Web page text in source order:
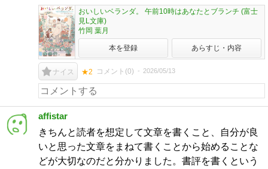
おいしいベランダ。 午前10時はあなたとブランチ (富士
見L文庫)
竹岡 葉月
本を登録 あらすじ・内容
ナイス ★2 コメント(0) 2026/05/13
affistar
きちんと読者を想定して文章を書くこと、自分が良
いと思った文章をまねて書くことから始めることな
どが大切なのだと分かりました。書評を書くという